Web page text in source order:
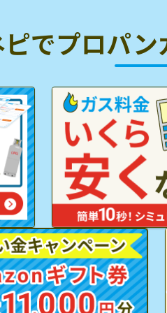
でプロパン